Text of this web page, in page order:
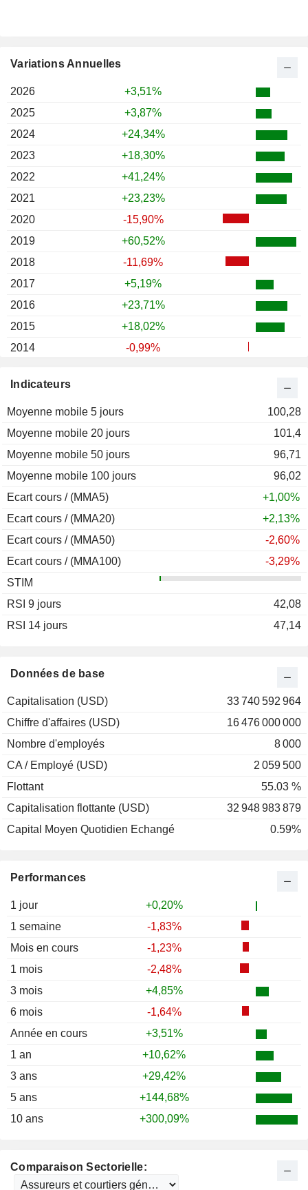
Performances
1 jour
+0,20%
1 semaine
-1,83%
Mois en cours
-1,23%
1 mois
-2,48%
3 mois
+4,85%
6 mois
-1,64%
Année en cours
+3,51%
1 an
+10,62%
3 ans
+29,42%
5 ans
+144,68%
10 ans
+300,09%
Données de base
Capitalisation (USD)
33 740 592 964
Chiffre d'affaires (USD)
16 476 000 000
Nombre d'employés
8 000
CA / Employé (USD)
2 059 500
Flottant
55.03 %
Capitalisation flottante (USD)
32 948 983 879
Capital Moyen Quotidien Echangé
0.59%
Indicateurs
Moyenne mobile 5 jours
100,28
Moyenne mobile 20 jours
101,4
Moyenne mobile 50 jours
96,71
Moyenne mobile 100 jours
96,02
Ecart cours / (MMA5)
+1,00%
Ecart cours / (MMA20)
+2,13%
Ecart cours / (MMA50)
-2,60%
Ecart cours / (MMA100)
-3,29%
STIM
RSI 9 jours
42,08
RSI 14 jours
47,14
Comparaison Sectorielle:
Variations Annuelles
2026
+3,51%
2025
+3,87%
2024
+24,34%
2023
+18,30%
2022
+41,24%
2021
+23,23%
2020
-15,90%
2019
+60,52%
2018
-11,69%
2017
+5,19%
2016
+23,71%
2015
+18,02%
2014
-0,99%
2012
2011
+26,85%
2010
+23,06%
2009
+2,07%
2008
-0,36%
2007
2006
2005
2004
2003
+27,88%
2002
2001
1999
1997